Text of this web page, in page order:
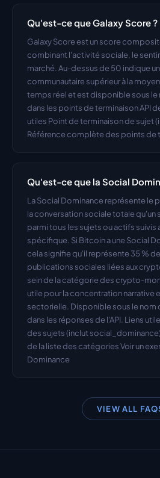
Qu'est-ce que Galaxy Score ?
Galaxy Score est un score
combinant l'activité sociale, le
marché. Au-dessus de 50 indique
communautaire supérieur à la
temps réel et est disponible sous le
dans les points de terminaison API
utiles Point de terminaison de sujet
Référence complète des points de
Qu'est-ce que la Social
La Social Dominance représente le
la conversation sociale totale qu'un
parmi tous les sujets ou actifs suivis
spécifique. Si Bitcoin a une Social
cela signifie qu'il représente 35 %
publications sociales liées aux
sein de la catégorie des crypto-
utile pour la concentration narrative
sectorielle. Disponible sous le nom
dans les réponses de l'API. Liens
des sujets (inclut
de la liste des catégories Voir un
Dominance
VIEW ALL